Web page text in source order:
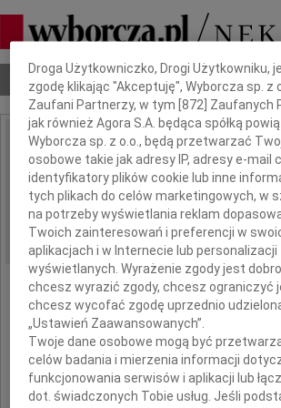
Nekrologi Odeszli Poradnik pogrzebowy
IMIĘ I NAZWISKO: Tadeusz
REGION: Częstochowa
DATA EMISJI: 08.04.2010
Serdeczne Bóg
i udział w
naszego Męża,
Dbamy o Twoją prywatność
Droga Użytkowniczko, Drogi Użytkowniku,
zgodę klikając "Akceptuję", Wyborcza sp. z
Zaufani Partnerzy, w tym [872 ] Zaufanych
jak również Agora S.A. będąca spółką
Wyborcza sp. z o.o., będą przetwarzać
osobowe takie jak adresy IP, adresy e-mail
identyfikatory plików cookie lub inne
tych plikach do celów marketingowych, w
na potrzeby wyświetlania reklam
Twoich zainteresowań i preferencji w
aplikacjach i w Internecie lub
wyświetlanych. Wyrażenie zgody jest
chcesz wyrazić zgody, chcesz ograniczyć
chcesz wycofać zgodę uprzednio
„Ustawień Zaawansowanych”.
Twoje dane osobowe mogą być
celów badania i mierzenia informacji
funkcjonowania serwisów i aplikacji lub
dot. świadczonych Tobie usług. Jeśli